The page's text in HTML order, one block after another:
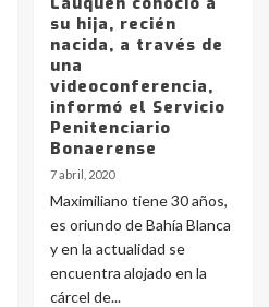
su hija, recién
nacida, a través de
una
videoconferencia,
informó el Servicio
Penitenciario
Bonaerense
7 abril, 2020
Maximiliano tiene 30 años,
es oriundo de Bahía Blanca
y en la actualidad se
encuentra alojado en la
cárcel de...